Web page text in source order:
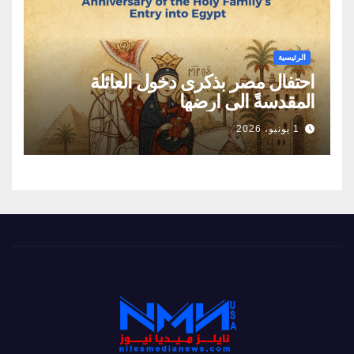
الرئيسية
احتفال مصر بذكرى دخول العائلة
المقدسةً الى ارضها
1 يونيو، 2026